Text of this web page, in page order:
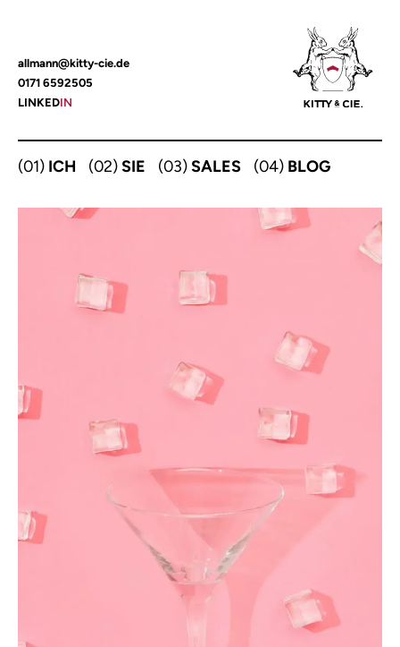
Inhalt
springen
allmann@kitty-cie.de
0171 6592505
LINKEDIN
(01) ICH (02)SIE (03)SALES (04) BLOG